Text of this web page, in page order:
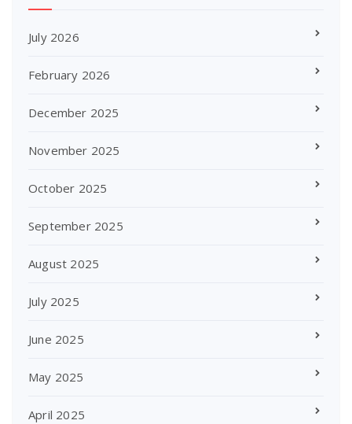
July 2026
February 2026
December 2025
November 2025
October 2025
September 2025
August 2025
July 2025
June 2025
May 2025
April 2025